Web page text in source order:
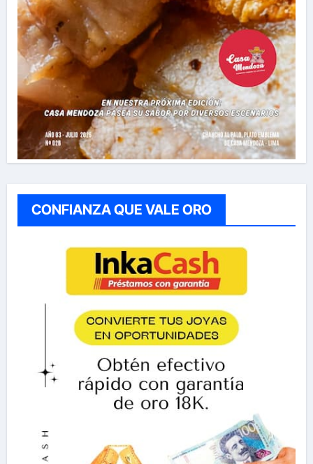
CONFIANZA QUE VALE ORO